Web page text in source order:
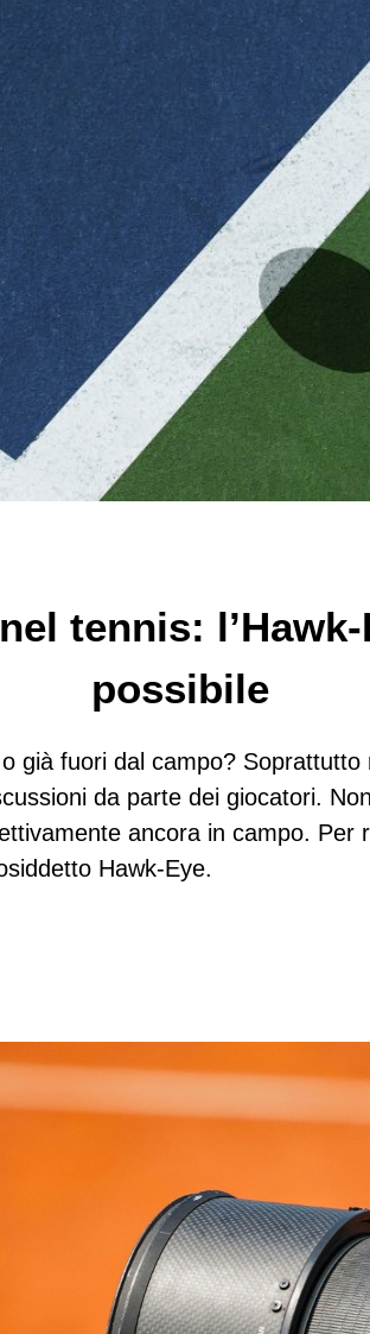
tennis:
possibile
già fuori dal campo? Soprattutto
da parte dei giocatori.
ancora in campo. Per
Hawk-Eye.